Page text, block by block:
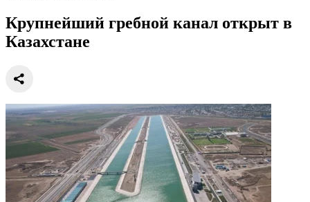
Крупнейший гребной канал открыт в
Казахстане